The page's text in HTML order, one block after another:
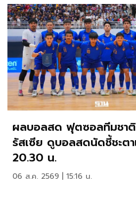
ผลบอลสด ฟุตซอลทีมชา
รัสเซีย ดูบอลสดนัดชี้ชะต
20.30 น.
06 ส.ค. 2569 | 15:16 น.